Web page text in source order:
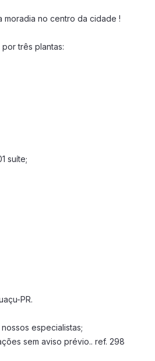
moradia no centro da cidade !
três plantas:
suíte;
PR.
especialistas;
sem aviso prévio.. ref. 298